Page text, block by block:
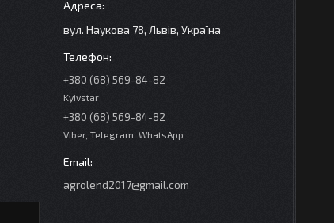
вул. Наукова 78, Львів, Україна
+380 (68) 569-84-82
Kyivstar
+380 (68) 569-84-82
Viber, Telegram, WhatsApp
agrolend2017@gmail.com